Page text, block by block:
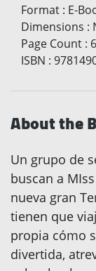
Format : E-
Dimensions :
Page Count :
ISBN :
About the
Un grupo de
buscan a
nueva gran
tienen que
propia cómo
divertida,